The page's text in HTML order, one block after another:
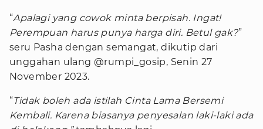
“Apalagi yang cowok minta berpisah. Ingat!
Perempuan harus punya harga diri. Betul gak?”
seru Pasha dengan semangat, dikutip dari
unggahan ulang @rumpi_gosip, Senin 27
November 2023.
“Tidak boleh ada istilah Cinta Lama Bersemi
Kembali. Karena biasanya penyesalan laki-laki ada